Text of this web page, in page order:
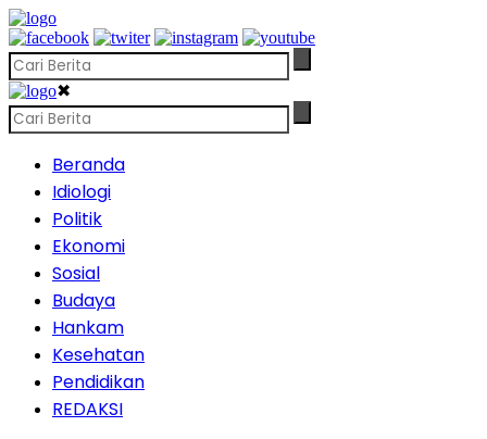
✖
Beranda
Idiologi
Politik
Ekonomi
Sosial
Budaya
Hankam
Kesehatan
Pendidikan
REDAKSI